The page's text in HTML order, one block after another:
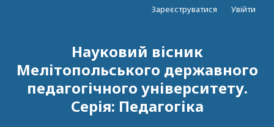
Науковий вісник
Мелітопольського державного
педагогічного університету.
Серія: Педагогіка
Зареєструватися Увійти